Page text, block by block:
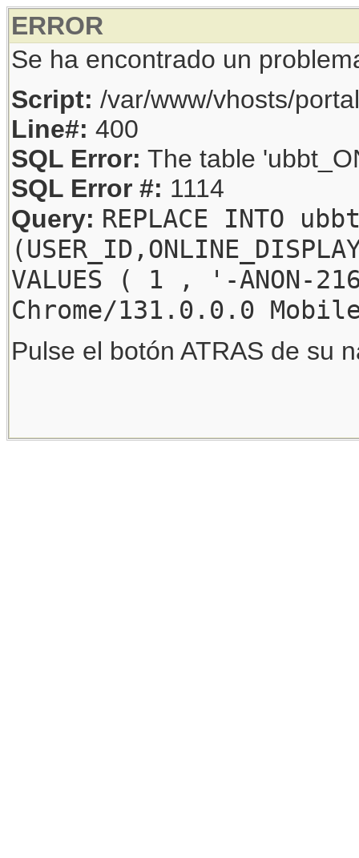
ERROR
Se ha encontrado un
Script: /var/www/vhosts/
Line#: 400
SQL Error: The table
SQL Error #: 1114
Query: REPLACE INTO
VALUES ( 1 , '-
Chrome/131.0.0.0
Pulse el botón ATRAS de su